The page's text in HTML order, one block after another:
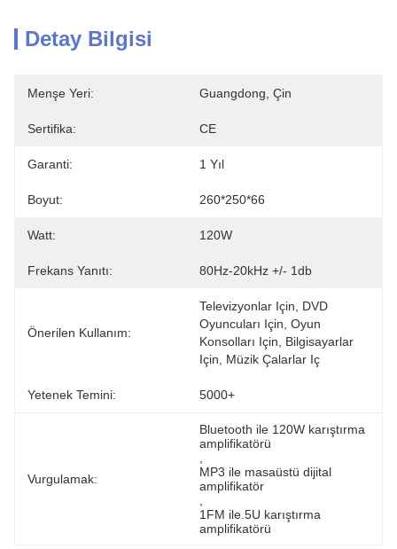
Detay Bilgisi
Menşe Yeri: Guangdong, Çin
Sertifika: CE
Garanti: 1 Yıl
Boyut: 260*250*66
Watt: 120W
Frekans Yanıtı: 80Hz-20kHz +/- 1db
Önerilen Kullanım:
Televizyonlar Için, DVD
Oyuncuları Için, Oyun
Konsolları Için, Bilgisayarlar
Için, Müzik Çalarlar Iç
Yetenek Temini: 5000+
Vurgulamak:
Bluetooth ile 120W karıştırma
amplifikatörü
MP3 ile masaüstü dijital
amplifikatör
1FM ile.5U karıştırma
amplifikatörü